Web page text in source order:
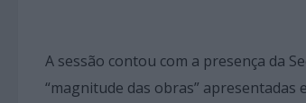
A sessão contou com a presença da
“magnitude das obras”